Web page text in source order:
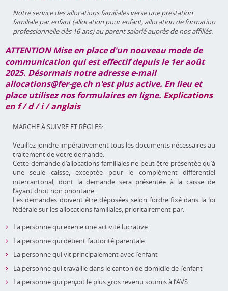
Notre service des allocations familiales verse une prestation
familiale par enfant (allocation pour enfant, allocation de formation
professionnelle dès 16 ans) au parent salarié auprès de nos affiliés.
ATTENTION Mise en place d'un nouveau mode de
communication qui est effectif depuis le 1er août
2025. Désormais notre adresse e-mail
allocations@fer-ge.ch n'est plus active. En lieu et
place utilisez nos formulaires en ligne. Explications
en f/d/i/anglais
MARCHE À SUIVRE ET RÈGLES:
Veuillez joindre impérativement tous les documents nécessaires au
traitement de votre demande.
Cette demande d’allocations familiales ne peut être présentée qu’à
une seule caisse, exceptée pour le complément différentiel
intercantonal, dont la demande sera présentée à la caisse de
l’ayant droit non prioritaire.
Les demandes doivent être déposées selon l’ordre fixé dans la loi
fédérale sur les allocations familiales, prioritairement par:
La personne qui exerce une activité lucrative
La personne qui détient l’autorité parentale
La personne qui vit principalement avec l’enfant
La personne qui travaille dans le canton de domicile de l’enfant
La personne qui perçoit le plus gros revenu soumis à l’AVS